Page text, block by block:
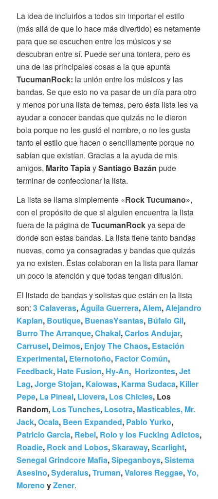
La idea de incluirlos a todos sin importar el estilo
(más allá de que lo hace más divertido) es netamente
para que se escuchen entre los músicos y se
descubran entre sí. Puede ser una tontera, pero es
una de las principales cosas a la que apunta
TucumanRock: la unión entre los músicos y las
bandas. Se que esto no va pasar de un día para otro
y menos por una lista de temas, pero ésta lista les va
ayudar a conocer bandas que quizás no le dieron
bola porque no les gustó el nombre, o no les gusta
tanto el estilo que hacen o sencillamente porque no
sabían que existían. Gracias a la ayuda de mis
amigos, Marito Tapia ySantiago Bazán pude
terminar de confeccionar la lista.
La lista se llama simplemente «Rock Tucumano»,
con el propósito de que si alguien encuentra la lista
fuera de la página deTucumanRockya sepa de
donde son estas bandas. La lista tiene tanto bandas
nuevas, como ya consagradas y bandas que quizás
ya no existen. Éstas colaboran en la lista para llamar
un poco la atención y que todas tengan difusión.
El listado de bandas y solistas que están en la lista
son: 3 Calaveras,Águila Guerrera,Alem,Alejandro
Kaplan, Boutique, BuenasYsantas, Búfalo Gil,
Burro The Arranque,Chakal,Carlos Andujar,
Carrusel, Deimos, Enjoy The Chaos, Estación
Experimental, Eternotoño, Factor Común,
Feedback, Hate Fusion, Hy-An, Horizontes,Jet
Lag,Jorge Stojan, Kaiowas, Karma Sudaca, Killer
Pepe, La Pineal, Llovera, Los Chicles, Los
Random, Los Tunches, Losotra, Masticables, Mr.
Jack,Ocala, Been Expanded, Pablo Yurko,
Patricio Garcia, Rebel, Rolo y los Fucking Adictos,
Roadie, Rock and Lobos,Skaraway,Scarlight,
Senegal Grindcore Mafia,Sipeganboys,Sistema
Asesino,Syderalus,Truman,Valores Reggae,Yo,
Moreno yZener.